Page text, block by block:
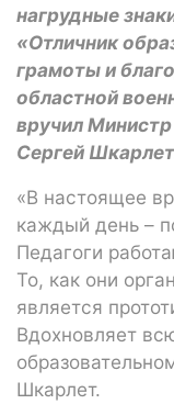
нагрудные
«Отличник
грамоты и
областной
вручил
Сергей
«В настоящее
каждый день –
Педагоги
То, как они
является
Вдохновляет
Шкарлет.